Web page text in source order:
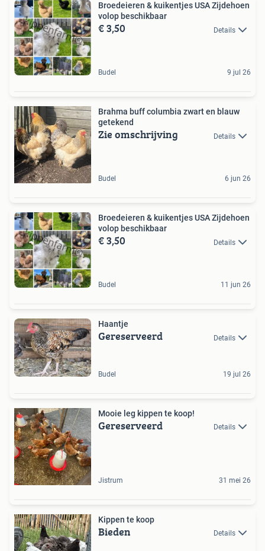
Broedeieren & kuikentjes USA Zijdehoen
volop beschikbaar
€ 3,50 Details
Budel 9 jul 26
Brahma buff columbia zwart en blauw
getekend
Zie omschrijving Details
Budel 6 jun 26
Broedeieren & kuikentjes USA Zijdehoen
volop beschikbaar
€ 3,50 Details
Budel 11 jun 26
Haantje
Gereserveerd Details
Budel 19 jul 26
Mooie leg kippen te koop!
Gereserveerd Details
Jistrum 31 mei 26
Kippen te koop
Bieden Details